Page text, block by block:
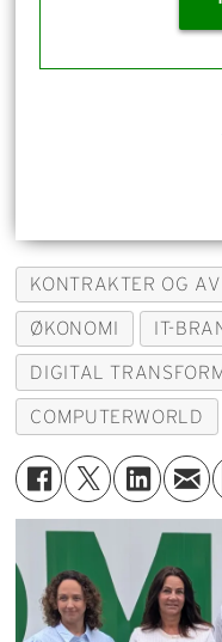
KONTRAKTER OG
ØKONOMI IT-
DIGITAL
COMPUTERWORLD